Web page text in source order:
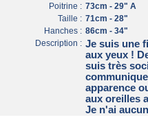
Poitrine : 73cm - 29" A
Taille : 71cm - 28"
Hanches : 86cm - 34"
Description : Je suis une
aux yeux !
suis très
apparence
aux oreilles
Je n'ai